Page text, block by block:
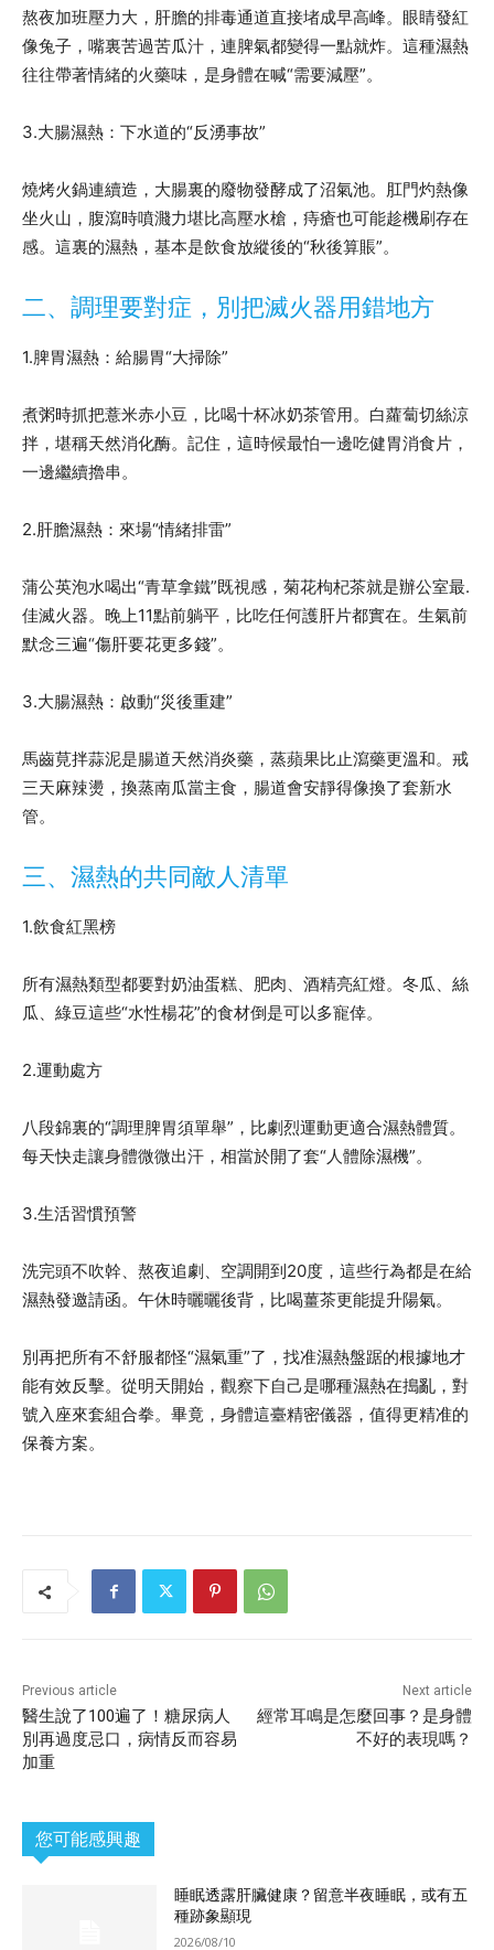
熬夜加班壓力大，肝膽的排毒通道直接堵成早高峰。眼睛發紅
像兔子，嘴裏苦過苦瓜汁，連脾氣都變得一點就炸。這種濕熱
往往帶著情緒的火藥味，是身體在喊“需要減壓”。
3.大腸濕熱：下水道的“反湧事故”
燒烤火鍋連續造，大腸裏的廢物發酵成了沼氣池。肛門灼熱像
坐火山，腹瀉時噴濺力堪比高壓水槍，痔瘡也可能趁機刷存在
感。這裏的濕熱，基本是飲食放縱後的“秋後算賬”。
二、調理要對症，別把滅火器用錯地方
1.脾胃濕熱：給腸胃“大掃除”
煮粥時抓把薏米赤小豆，比喝十杯冰奶茶管用。白蘿蔔切絲涼
拌，堪稱天然消化酶。記住，這時候最怕一邊吃健胃消食片，
一邊繼續擼串。
2.肝膽濕熱：來場“情緒排雷”
蒲公英泡水喝出“青草拿鐵”既視感，菊花枸杞茶就是辦公室最.
佳滅火器。晚上11點前躺平，比吃任何護肝片都實在。生氣前
默念三遍“傷肝要花更多錢”。
3.大腸濕熱：啟動“災後重建”
馬齒莧拌蒜泥是腸道天然消炎藥，蒸蘋果比止瀉藥更溫和。戒
三天麻辣燙，換蒸南瓜當主食，腸道會安靜得像換了套新水
管。
三、濕熱的共同敵人清單
1.飲食紅黑榜
所有濕熱類型都要對奶油蛋糕、肥肉、酒精亮紅燈。冬瓜、絲
瓜、綠豆這些“水性楊花”的食材倒是可以多寵倖。
2.運動處方
八段錦裏的“調理脾胃須單舉”，比劇烈運動更適合濕熱體質。
每天快走讓身體微微出汗，相當於開了套“人體除濕機”。
3.生活習慣預警
洗完頭不吹幹、熬夜追劇、空調開到20度，這些行為都是在給
濕熱發邀請函。午休時曬曬後背，比喝薑茶更能提升陽氣。
別再把所有不舒服都怪“濕氣重”了，找准濕熱盤踞的根據地才
能有效反擊。從明天開始，觀察下自己是哪種濕熱在搗亂，對
號入座來套組合拳。畢竟，身體這臺精密儀器，值得更精准的
保養方案。
Previous article
醫生說了100遍了！糖尿病人
別再過度忌口，病情反而容易
加重
Next article
經常耳鳴是怎麼回事？是身體
不好的表現嗎？
您可能感興趣
睡眠透露肝臟健康？留意半夜睡眠，或有五
種跡象顯現
2026/08/10